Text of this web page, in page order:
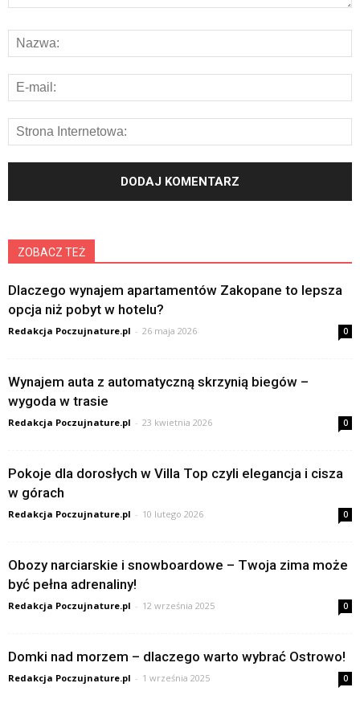
ZOBACZ TEŻ
Dlaczego wynajem apartamentów Zakopane to lepsza
opcja niż pobyt w hotelu?
Redakcja Poczujnature.pl - 26 maja 2026 0
Wynajem auta z automatyczną skrzynią biegów –
wygoda w trasie
Redakcja Poczujnature.pl - 23 kwietnia 2026 0
Pokoje dla dorosłych w Villa Top czyli elegancja i cisza
w górach
Redakcja Poczujnature.pl - 10 lutego 2026 0
Obozy narciarskie i snowboardowe – Twoja zima może
być pełna adrenaliny!
Redakcja Poczujnature.pl - 12 września 2025 0
Domki nad morzem – dlaczego warto wybrać Ostrowo!
Redakcja Poczujnature.pl - 1 września 2025 0